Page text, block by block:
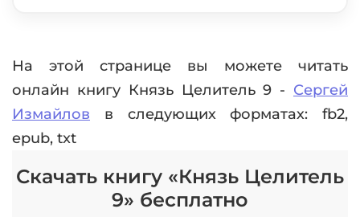
На этой странице вы можете читать
онлайн книгу Князь Целитель 9 - Сергей
Измайлов в следующих форматах: fb2,
epub, txt
Скачать книгу «Князь Целитель
9» бесплатно